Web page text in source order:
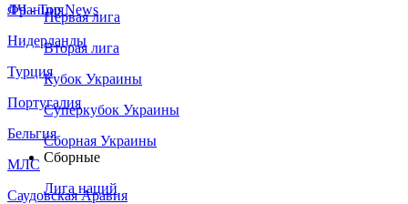
Франция
Нидерланды
Турция
Португалия
Бельгия
МЛС
Саудовская Аравия
ЛЧ - Top News
Первая лига
Вторая лига
Кубок Украины
Суперкубок Украины
Сборная Украины
Сборные
Лига наций